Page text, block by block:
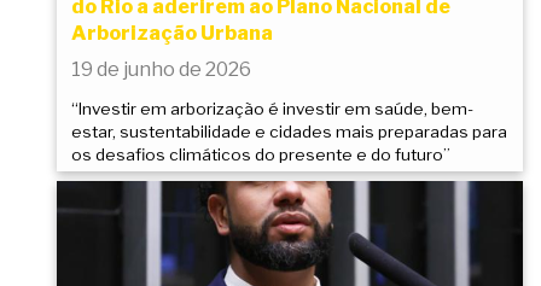
do Rio a aderirem ao Plano Nacional de
Arborização Urbana
19 de junho de 2026
“Investir em arborização é investir em saúde, bem-
estar, sustentabilidade e cidades mais preparadas para
os desafios climáticos do presente e do futuro”